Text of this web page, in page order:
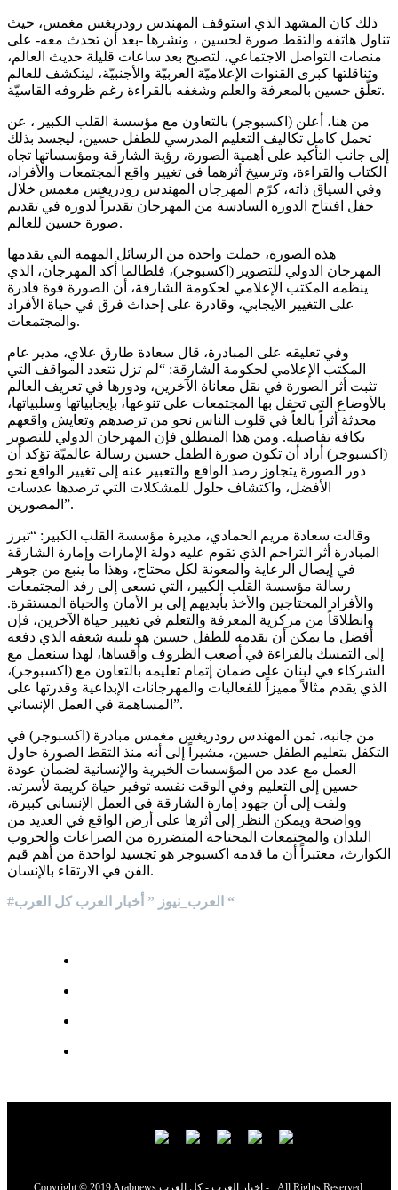
ذلك كان المشهد الذي استوقف المهندس رودريغس مغمس، حيث
تناول هاتفه والتقط صورة لحسين ، ونشرها -بعد أن تحدث معه- على
منصات التواصل الاجتماعي، لتصبح بعد ساعات قليلة حديث العالم،
وتناقلتها كبرى القنوات الإعلاميّة العربيّة والأجنبيّة، لينكشف للعالم
تعلّق حسين بالمعرفة والعلم وشغفه بالقراءة رغم ظروفه القاسيّة.
من هنا، أعلن (اكسبوجر) بالتعاون مع مؤسسة القلب الكبير ، عن
تحمل كامل تكاليف التعليم المدرسي للطفل حسين، ليجسد بذلك
إلى جانب التأكيد على أهمية الصورة، رؤية الشارقة ومؤسساتها تجاه
الكتاب والقراءة، وترسيخ أثرهما في تغيير واقع المجتمعات والأفراد،
وفي السياق ذاته، كرّم المهرجان المهندس رودريغس مغمس خلال
حفل افتتاح الدورة السادسة من المهرجان تقديراً لدوره في تقديم
صورة حسين للعالم.
هذه الصورة، حملت واحدة من الرسائل المهمة التي يقدمها
المهرجان الدولي للتصوير (اكسبوجر)، فلطالما أكد المهرجان، الذي
ينظمه المكتب الإعلامي لحكومة الشارقة، أن الصورة قوة قادرة
على التغيير الايجابي، وقادرة على إحداث فرق في حياة الأفراد
والمجتمعات.
وفي تعليقه على المبادرة، قال سعادة طارق علاي، مدير عام
المكتب الإعلامي لحكومة الشارقة: “لم تزل تتعدد المواقف التي
تثبت أثر الصورة في نقل معاناة الآخرين، ودورها في تعريف العالم
بالأوضاع التي تحفل بها المجتمعات على تنوعها، بإيجابياتها وسلبياتها،
محدثة أثراً بالغاً في قلوب الناس نحو من ترصدهم وتعايش واقعهم
بكافة تفاصيله. ومن هذا المنطلق فإن المهرجان الدولي للتصوير
(اكسبوجر) أراد أن تكون صورة الطفل حسين رسالة عالميّة تؤكد أن
دور الصورة يتجاوز رصد الواقع والتعبير عنه إلى تغيير الواقع نحو
الأفضل، واكتشاف حلول للمشكلات التي ترصدها عدسات
المصورين”.
وقالت سعادة مريم الحمادي، مديرة مؤسسة القلب الكبير: “تبرز
المبادرة أثر التراحم الذي تقوم عليه دولة الإمارات وإمارة الشارقة
في إيصال الرعاية والمعونة لكل محتاج، وهذا ما ينبع من جوهر
رسالة مؤسسة القلب الكبير، التي تسعى إلى رفد المجتمعات
والأفراد المحتاجين والأخذ بأيديهم إلى بر الأمان والحياة المستقرة.
وانطلاقاً من مركزية المعرفة والتعلم في تغيير حياة الآخرين، فإن
أفضل ما يمكن أن نقدمه للطفل حسين هو تلبية شغفه الذي دفعه
إلى التمسك بالقراءة في أصعب الظروف وأقساها، لهذا سنعمل مع
الشركاء في لبنان على ضمان إتمام تعليمه بالتعاون مع (اكسبوجر)،
الذي يقدم مثالاً مميزاً للفعاليات والمهرجانات الإبداعية وقدرتها على
المساهمة في العمل الإنساني”.
من جانبه، ثمن المهندس رودريغس مغمس مبادرة (اكسبوجر) في
التكفل بتعليم الطفل حسين، مشيراً إلى أنه منذ التقط الصورة حاول
العمل مع عدد من المؤسسات الخيرية والإنسانية لضمان عودة
حسين إلى التعليم وفي الوقت نفسه توفير حياة كريمة لأسرته.
ولفت إلى أن جهود إمارة الشارقة في العمل الإنساني كبيرة،
وواضحة ويمكن النظر إلى أثرها على أرض الواقع في العديد من
البلدان والمجتمعات المحتاجة المتضررة من الصراعات والحروب
الكوارث، معتبراً أن ما قدمه اكسبوجر هو تجسيد لواحدة من أهم قيم
الفن في الارتقاء بالإنسان.
#العرب_نيوز ” أخبار العرب كل العرب “
Copyright © 2019 Arabnews اخبار العرب - كل العرب - . All Rights Reserved.